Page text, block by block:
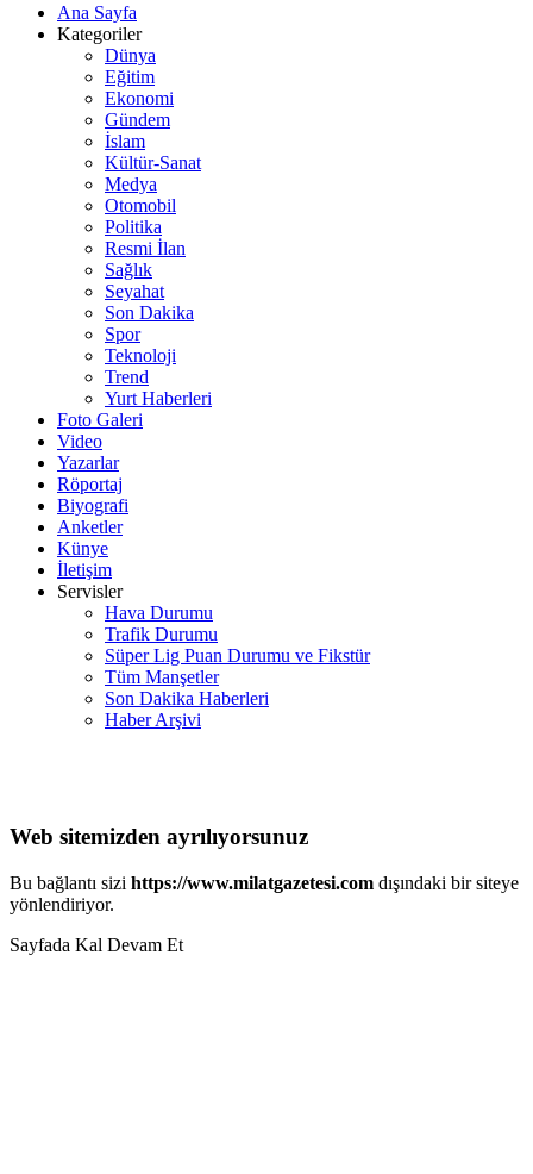
Ana Sayfa
Kategoriler
Dünya
Eğitim
Ekonomi
Gündem
İslam
Kültür-Sanat
Medya
Otomobil
Politika
Resmi İlan
Sağlık
Seyahat
Son Dakika
Spor
Teknoloji
Trend
Yurt Haberleri
Foto Galeri
Video
Yazarlar
Röportaj
Biyografi
Anketler
Künye
İletişim
Servisler
Hava Durumu
Trafik Durumu
Süper Lig Puan Durumu ve Fikstür
Tüm Manşetler
Son Dakika Haberleri
Haber Arşivi
Web sitemizden ayrılıyorsunuz
Bu bağlantı sizi https://www.milatgazetesi.com dışındaki bir siteye
yönlendiriyor.
Sayfada Kal Devam Et